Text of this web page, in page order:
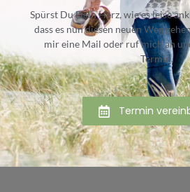
Spürst Du Dein Herz, wie es leise
dass es nun diesen neuen Weg
mir eine Mail oder ruf mich an
Termin.
Termin